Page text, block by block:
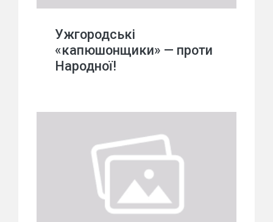
Ужгородські
«капюшонщики» — проти
Народної!